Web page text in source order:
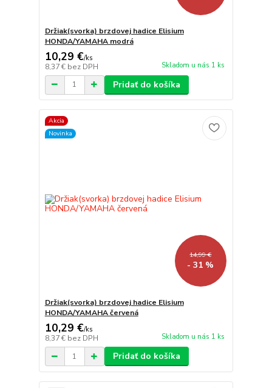
Držiak(svorka) brzdovej hadice Elisium
HONDA/YAMAHA modrá
10,29 €/ks
8,37 € bez DPH Skladom u nás 1 ks
Pridať do košíka
Akcia
Novinka
14,99 €
- 31 %
Držiak(svorka) brzdovej hadice Elisium
HONDA/YAMAHA červená
10,29 €/ks
8,37 € bez DPH Skladom u nás 1 ks
Pridať do košíka